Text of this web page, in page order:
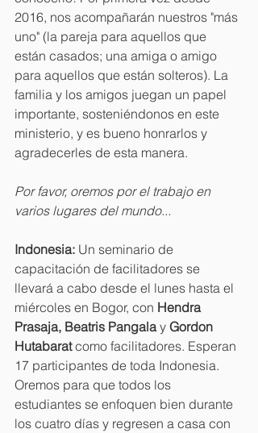
2016, nos acompañarán nuestros "más
uno" (la pareja para aquellos que
están casados; una amiga o amigo
para aquellos que están solteros). La
familia y los amigos juegan un papel
importante, sosteniéndonos en este
ministerio, y es bueno honrarlos y
agradecerles de esta manera.
Por favor, oremos por el trabajo en
varios lugares del mundo...
Indonesia: Un seminario de
capacitación de facilitadores se
llevará a cabo desde el lunes hasta el
miércoles en Bogor, con Hendra
Prasaja, Beatris Pangala y Gordon
Hutabarat como facilitadores. Esperan
17 participantes de toda Indonesia.
Oremos para que todos los
estudiantes se enfoquen bien durante
los cuatro días y regresen a casa con